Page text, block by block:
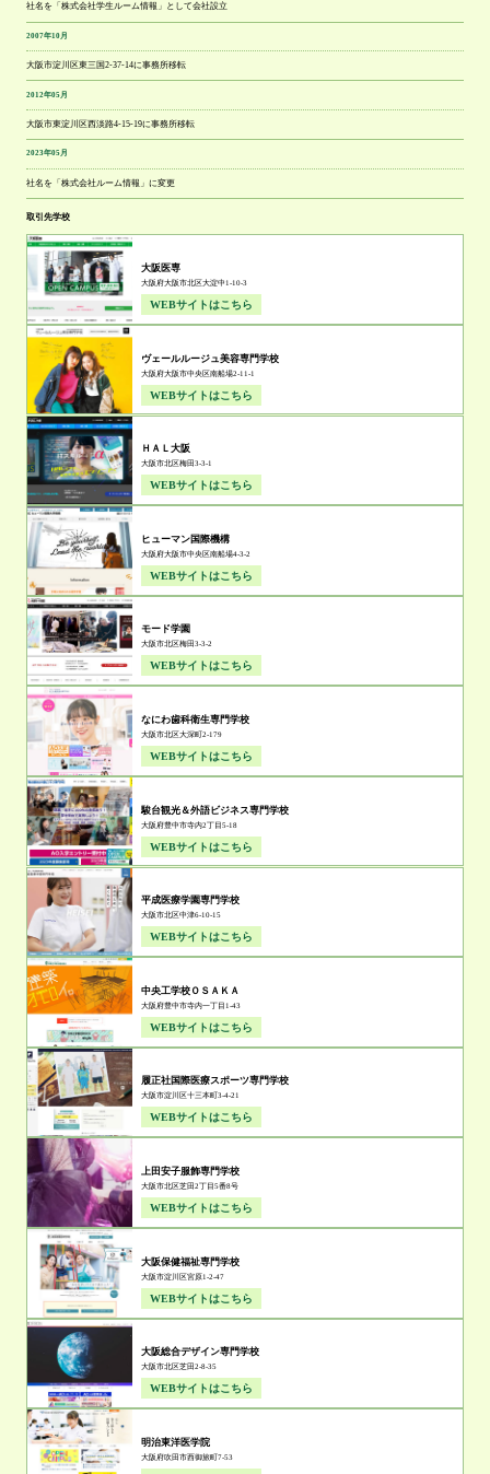
社名を「株式会社学生ルーム情報」として会社設立
2007年10月
大阪市淀川区東三国2-37-14に事務所移転
2012年05月
大阪市東淀川区西淡路4-15-19に事務所移転
2023年05月
社名を「株式会社ルーム情報」に変更
取引先学校
大阪医専
大阪府大阪市北区大淀中1-10-3
WEBサイトはこちら
ヴェールルージュ美容専門学校
大阪府大阪市中央区南船場2-11-1
WEBサイトはこちら
ＨＡＬ大阪
大阪市北区梅田3-3-1
WEBサイトはこちら
ヒューマン国際機構
大阪府大阪市中央区南船場4-3-2
WEBサイトはこちら
モード学園
大阪市北区梅田3-3-2
WEBサイトはこちら
なにわ歯科衛生専門学校
大阪市北区大深町2-179
WEBサイトはこちら
駿台観光＆外語ビジネス専門学校
大阪府豊中市寺内2丁目5-18
WEBサイトはこちら
平成医療学園専門学校
大阪市北区中津6-10-15
WEBサイトはこちら
中央工学校ＯＳＡＫＡ
大阪府豊中市寺内一丁目1-43
WEBサイトはこちら
履正社国際医療スポーツ専門学校
大阪市淀川区十三本町3-4-21
WEBサイトはこちら
上田安子服飾専門学校
大阪市北区芝田2丁目5番8号
WEBサイトはこちら
大阪保健福祉専門学校
大阪市淀川区宮原1-2-47
WEBサイトはこちら
大阪総合デザイン専門学校
大阪市北区芝田2-8-35
WEBサイトはこちら
明治東洋医学院
大阪府吹田市西御旅町7-53